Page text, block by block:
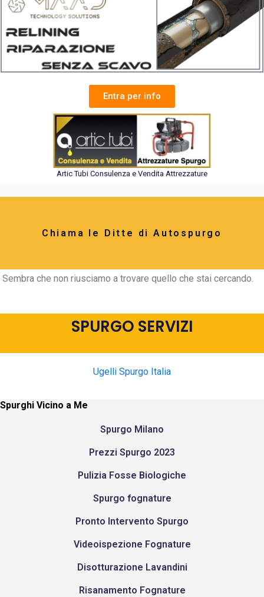
Entra per info
Artic Tubi Consulenza e Vendita Attrezzature
Chiama le Ditte di Autospurgo
Sembra che non riusciamo a trovare quello che stai cercando.
SPURGO SERVIZI
Ugelli Spurgo Italia
Spurghi Vicino a Me
Spurgo Milano
Prezzi Spurgo 2023
Pulizia Fosse Biologiche
Spurgo fognature
Pronto Intervento Spurgo
Videoispezione Fognature
Disotturazione Lavandini
Risanamento Fognature